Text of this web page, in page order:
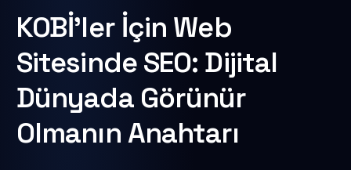
SSS
0332 606 25 47
KOBİ'ler İçin Web
Sitesinde SEO: Dijital
Dünyada Görünür
Olmanın Anahtarı